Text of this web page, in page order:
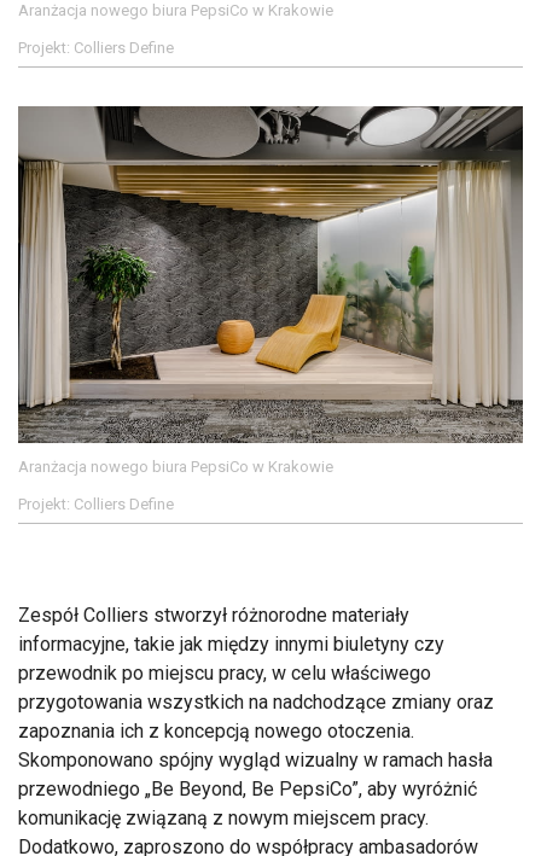
Aranżacja nowego biura PepsiCo w Krakowie
Projekt: Colliers Define
Aranżacja nowego biura PepsiCo w Krakowie
Projekt: Colliers Define
Zespół Colliers stworzył różnorodne materiały
informacyjne, takie jak między innymi biuletyny czy
przewodnik po miejscu pracy, w celu właściwego
przygotowania wszystkich na nadchodzące zmiany oraz
zapoznania ich z koncepcją nowego otoczenia.
Skomponowano spójny wygląd wizualny w ramach hasła
przewodniego „Be Beyond, Be PepsiCo”, aby wyróżnić
komunikację związaną z nowym miejscem pracy.
Dodatkowo, zaproszono do współpracy ambasadorów